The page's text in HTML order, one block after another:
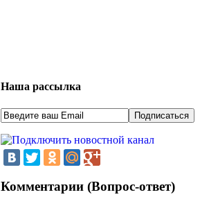
Наша рассылка
Комментарии (Вопрос-ответ)